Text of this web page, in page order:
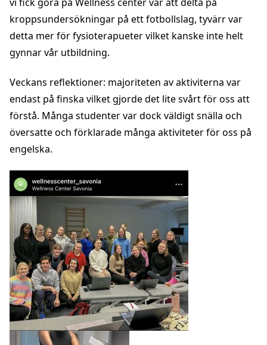
kroppsundersökningar på ett fotbollslag, tyvärr var
detta mer för fysioterapueter vilket kanske inte helt
gynnar vår utbildning.
Veckans reflektioner: majoriteten av aktiviterna var
endast på finska vilket gjorde det lite svårt för oss att
förstå. Många studenter var dock väldigt snälla och
översatte och förklarade många aktiviteter för oss på
engelska.